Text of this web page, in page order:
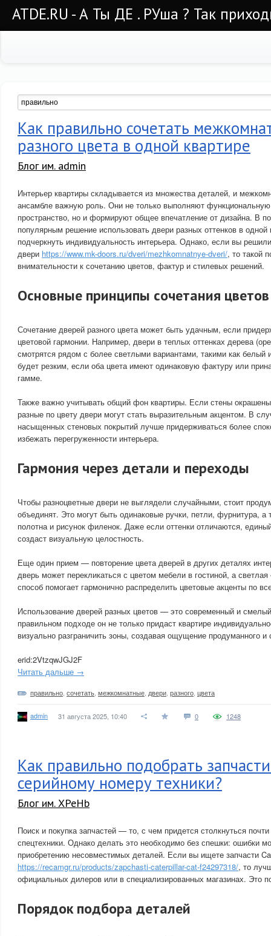
ATDE.RU - А Ты ДЕ . РУша ? Так
Как правильно сочетать
разного цвета в одной квартире
Блог им. admin
Интерьер квартиры складывается из множества деталей, и
ансамбле важную роль. Они не только выполняют
пространство, но и формируют общее впечатление от дизайна. В
популярным решение использовать двери разных оттенков в одной
подчеркнуть индивидуальность интерьера. Однако, если вы
двери https://www.mk-doors.ru/dveri/mezhkomnatnye-dveri/, то такой
внимательности к сочетанию цветов, фактур и стилевых решений.
Основные принципы сочетания
Сочетание дверей разного цвета может быть удачным, если
цветовой гармонии. Например, двери в теплых оттенках дерева
смотрятся рядом с более светлыми вариантами, такими как белый
будет резким, если оба цвета имеют одинаковую фактуру или
гамме.
Также важно учитывать общий фон квартиры. Если стены
разные по цвету двери могут стать выразительным акцентом. В
насыщенных стеновых покрытий лучше придерживаться более
избежать перегруженности интерьера.
Гармония через детали и переходы
Чтобы разноцветные двери не выглядели случайными, стоит
объединят. Это могут быть одинаковые ручки, петли, фурнитура,
полотна и рисунок филенок. Даже если оттенки отличаются,
создаст визуальную целостность.
Еще один прием — повторение цвета дверей в других деталях
дверь может перекликаться с цветом мебели в гостиной, а
способ помогает гармонично распределить цветовые акценты по
Использование дверей разных цветов — это современный и
правильном подходе он не только придаст квартире
визуально разграничить зоны, создавая ощущение продуманного и
erid:2VtzqwJGJ2F
Читать дальше →
правильно сочетать межкомнатные двери разного цвета
admin 31 августа 2025, 10:40 0 1248
Как правильно подобрать
серийному номеру техники?
Блог им. XPeHb
Поиск и покупка запчастей — то, с чем придется столкнуться
спецтехники. Однако делать это необходимо без спешки: ошибки
приобретению несовместимых деталей. Если вы ищете запчасти
https://recamgr.ru/products/zapchasti-caterpillar-cat-f24297318/, то
официальных дилеров или в специализированных магазинах. Это
Порядок подбора деталей